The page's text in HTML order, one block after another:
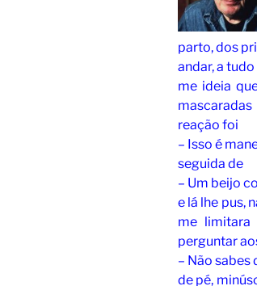
parto, dos
andar, a
me ideia
reação foi
– Isso é
seguida de
– Um beijo
e lá lhe pus,
me limitara
perguntar
– Não sabes
de pé,